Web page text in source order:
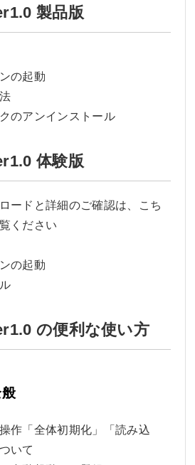
製品版
の起動
のアンインストール
体験版
ードと詳細のご確認は、こち
ください
の起動
の便利な使い方
作「全体初期化」「読み込
いて